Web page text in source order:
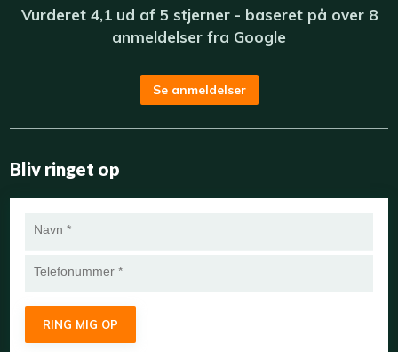
Vurderet​ 4,1​ u​d af 5 stjerner - baseret på over 8
anmeldelser fra ​ Google
Se anmeldelser
Bliv ringet op